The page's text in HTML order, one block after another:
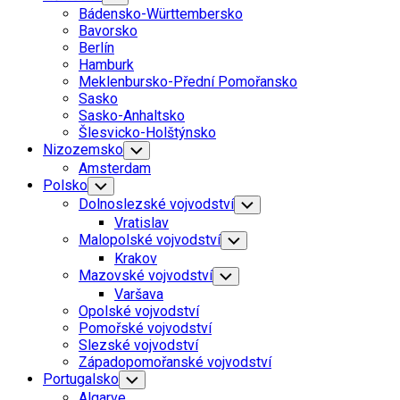
Child
Menu
Bádensko-Württembersko
Bavorsko
Berlín
Hamburk
Meklenbursko-Přední Pomořansko
Sasko
Sasko-Anhaltsko
Šlesvicko-Holštýnsko
Nizozemsko Toggle
Child
Menu
Amsterdam
Polsko Toggle
Child
Menu
Dolnoslezské vojvodství Toggle
Child
Menu
Vratislav
Malopolské vojvodství Toggle
Child
Menu
Krakov
Mazovské vojvodství Toggle
Child
Varšava
Opolské vojvodství
Pomořské vojvodství
Slezské vojvodství
Západopomořanské vojvodství
Portugalsko Toggle
Child